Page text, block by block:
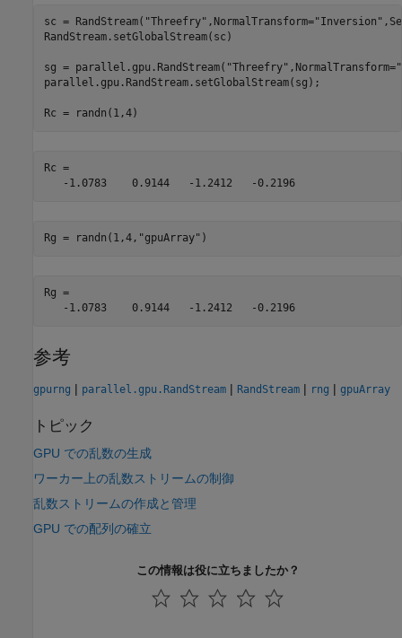
sc = RandStream( "Threefry" ,NormalTransform="Inversion"
RandStream.setGlobalStream(sc)
sg = parallel.gpu.RandStream( "Threefry" ,NormalTransform=
parallel.gpu.RandStream.setGlobalStream(sg);
Rc =
   -1.0783    0.9144   -1.2412   -0.2196
Rg = randn(1,4, "gpuArray"
Rg =
   -1.0783    0.9144   -1.2412   -0.2196
参考
gpurng | parallel.gpu.RandStream | RandStream | rng | gpuArray
トピック
GPU での乱数の生成
ワーカー上の乱数ストリームの制御
乱数ストリームの作成と管理
GPU での配列の確立
この情報は役に立ちましたか？